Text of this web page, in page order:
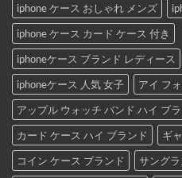
iphone ケース おしゃれ メンズ
iphone ケース カード ケース 付き
iphoneケース ブランド レディース
iphoneケース 人気 女子
アイ フ
アップル ウォッチ バンド ハイ ブ
カード ケース ハイ ブランド
ギ
コイン ケース ブランド
サング